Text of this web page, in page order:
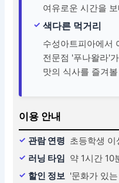
여유로운 시간을
색다른 먹거리
수성아트피아에서
전문점 '푸나왈라'
맛의 식사를 즐겨
이용 안내
관람 연령 초등학생
러닝 타임 약 1시간 10
할인 정보 '문화가 있